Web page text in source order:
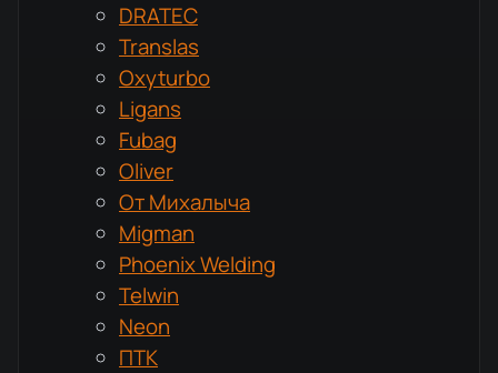
DRATEC
Translas
Oxyturbo
Ligans
Fubag
Oliver
От Михалыча
Migman
Phoenix Welding
Telwin
Neon
ПТК